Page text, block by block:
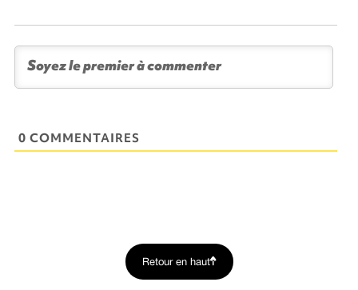
0 COMMENTAIRES
Retour en haut